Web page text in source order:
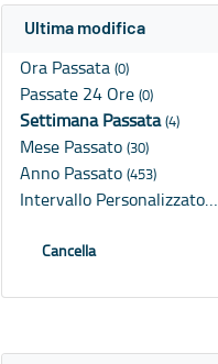
Ultima modifica
Ora Passata (0)
Passate 24 Ore (0)
Settimana Passata(4)
Mese Passato (30)
Anno Passato (453)
Intervallo Personalizzato…
Cancella